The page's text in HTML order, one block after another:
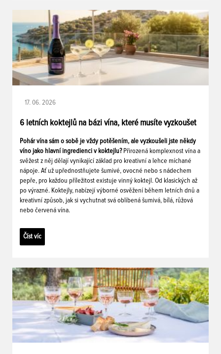
17. 06. 2026
6 letních koktejlů na bázi vína, které musíte vyzkoušet
Pohár vína sám o sobě je vždy potěšením, ale vyzkoušeli jste někdy
víno jako hlavní ingredienci v koktejlu? Přirozená komplexnost vína a
svěžest z něj dělají vynikající základ pro kreativní a lehce míchané
nápoje. Ať už upřednostňujete šumivé, ovocné nebo s nádechem
pepře, pro každou příležitost existuje vinný koktejl. Od klasických až
po výrazné. Koktejly, nabízejí výborné osvěžení během letních dnů a
kreativní způsob, jak si vychutnat svá oblíbená šumivá, bílá, růžová
nebo červená vína.
Číst víc